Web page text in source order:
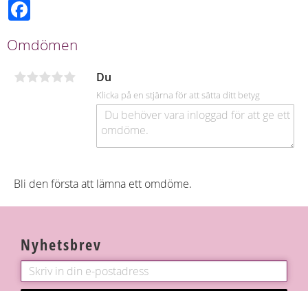
b
o
k
Omdömen
Du
Klicka på en stjärna för att sätta ditt betyg
Bli den första att lämna ett omdöme.
Nyhetsbrev